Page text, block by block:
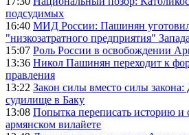
подсудимых
16:40 МИД России: Пашинян
"низкозатратного предприятия" Запада
15:07 Роль России в освобождении
13:36 Никол Пашинян переходит к
правления
13:22 Закон силы вместо силы
судилище в Баку
13:08 Попытка переписать историю и
армянском вилайете